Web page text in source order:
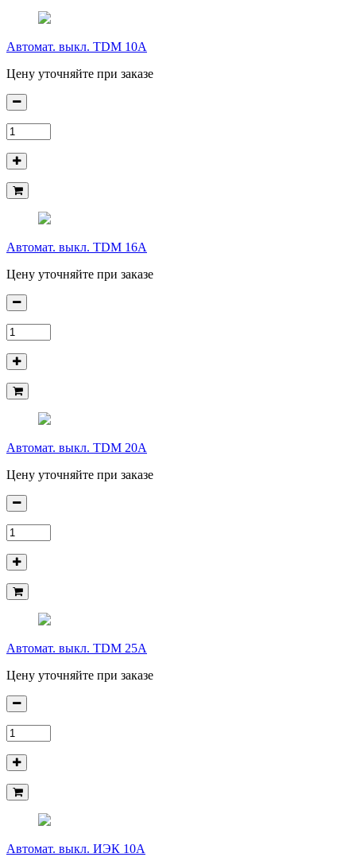
Автомат. выкл. TDM 10А
Цену уточняйте при заказе
Автомат. выкл. TDM 16А
Цену уточняйте при заказе
Автомат. выкл. TDM 20А
Цену уточняйте при заказе
Автомат. выкл. TDM 25А
Цену уточняйте при заказе
Автомат. выкл. ИЭК 10А